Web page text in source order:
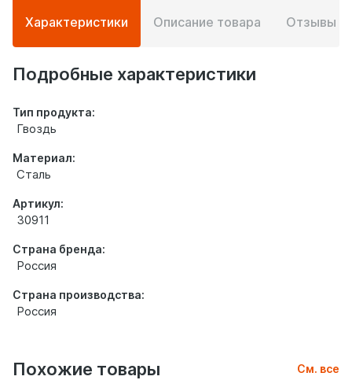
Подробная
информация
о
товаре
Характеристики Описание товара Отзывы
Подробные характеристики
Тип продукта:
Гвоздь
Материал:
Сталь
Артикул:
30911
Страна бренда:
Россия
Страна производства:
Россия
Похожие товары См. все